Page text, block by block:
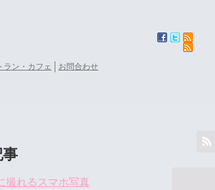
ラン・カフェ お問合わせ
撮れるスマホ写真